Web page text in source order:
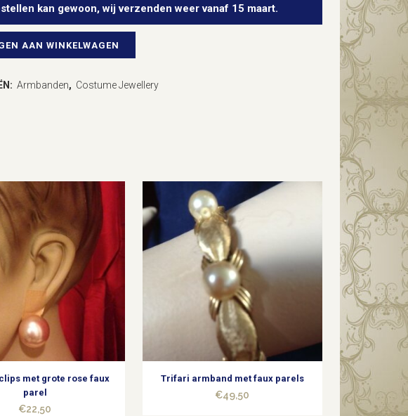
kan gewoon, wij verzenden weer vanaf 15 maart.
AAN WINKELWAGEN
Armbanden, Costume Jewellery
met grote rose faux
parel
€22,50
Trifari armband met faux parels
€49,50